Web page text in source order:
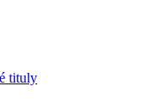
tituly